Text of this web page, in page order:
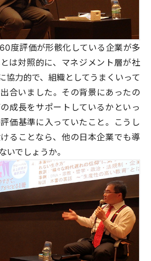
度評価が形骸化している企業が多
は対照的に、マネジメント層が社
協力的で、組織としてうまくいって
合いました。その背景にあったの
成長をサポートしているかといっ
価基準に入っていたこと。こうし
ることなら、他の日本企業でも導
いでしょうか。